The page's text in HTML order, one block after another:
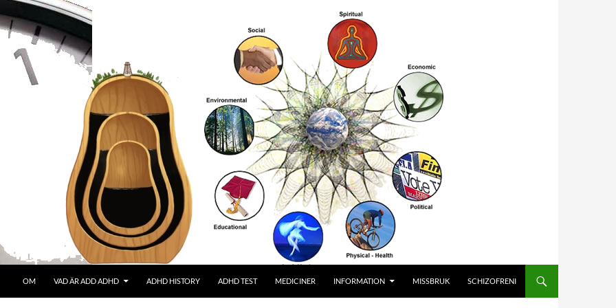
OM VAD ÄR ADD ADHD ADHD HISTORY ADHD TEST MEDICINER INFORMATION MISSBRUK SCHIZOFRENI